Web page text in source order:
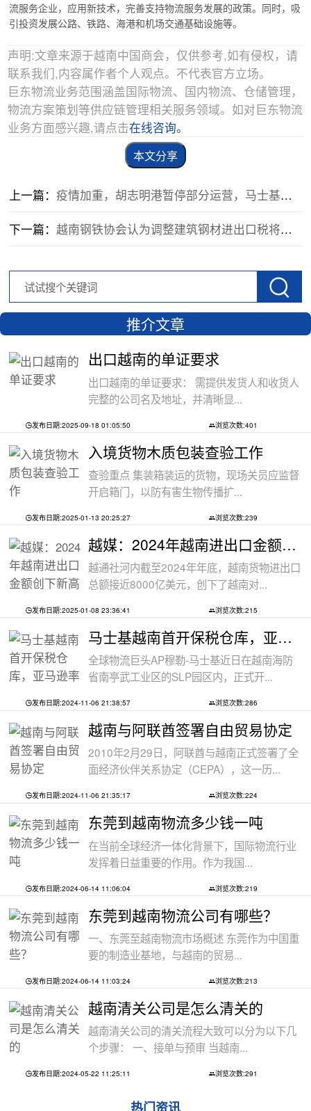
流服务企业，应用新技术，完善支持物流服务发展的政策。同时，吸
引投资发展公路、铁路、海港和机场交通基础设施等。
声明:文章来源于越南中国商会，仅供参考,如有侵权，请
联系我们,内容属作者个人观点。不代表官方立场。
巨东物流业务范围涵盖国际物流、国内物流、仓储管理，
物流方案策划等供应链管理相关服务领域。如对巨东物流
业务方面感兴趣,请点击在线咨询。
本文分享
上一篇：疫情加重，胡志明港暂停部分运营，马士基推出首列越南至欧洲专用列车
下一篇：越南钢铁协会认为调整建筑钢材进出口税将威胁到国内钢铁行业
推介文章
出口越南的单证要求
出口越南的单证要求： 需提供发货人和收货人
完整的公司名及地址，并清晰显...
发布日期:2025-09-18 01:05:50 浏览次数:401
入境货物木质包装查验工作
查验重点 集装箱装运的货物，现场关员应监督
开启箱门，以防有害生物传播扩...
发布日期:2025-01-13 20:25:27 浏览次数:239
越媒：2024年越南进出口金额创下新高纪录
越通社河内截至2024年年底，越南货物进出口
总额接近8000亿美元，创下了越南对...
发布日期:2025-01-08 23:36:41 浏览次数:215
马士基越南首开保税仓库，亚马逊率先入
全球物流巨头AP穆勒-马士基近日在越南海防
省南亭武工业区的SLP园区内，正式开...
发布日期:2024-11-06 21:38:57 浏览次数:286
越南与阿联酋签署自由贸易协定
2010年2月29日，阿联酋与越南正式签署了全
面经济伙伴关系协定（CEPA），这一历...
发布日期:2024-11-06 21:35:17 浏览次数:224
东莞到越南物流多少钱一吨
在当前全球经济一体化背景下，国际物流行业
发挥着日益重要的作用。作为我国...
发布日期:2024-06-14 11:06:04 浏览次数:219
东莞到越南物流公司有哪些？
一、东莞至越南物流市场概述 东莞作为中国重
要的制造业基地，与越南的贸易...
发布日期:2024-06-14 11:03:24 浏览次数:213
越南清关公司是怎么清关的
越南清关公司的清关流程大致可以分为以下几
个步骤： 一、接单与预审 当越南...
发布日期:2024-05-22 11:25:11 浏览次数:291